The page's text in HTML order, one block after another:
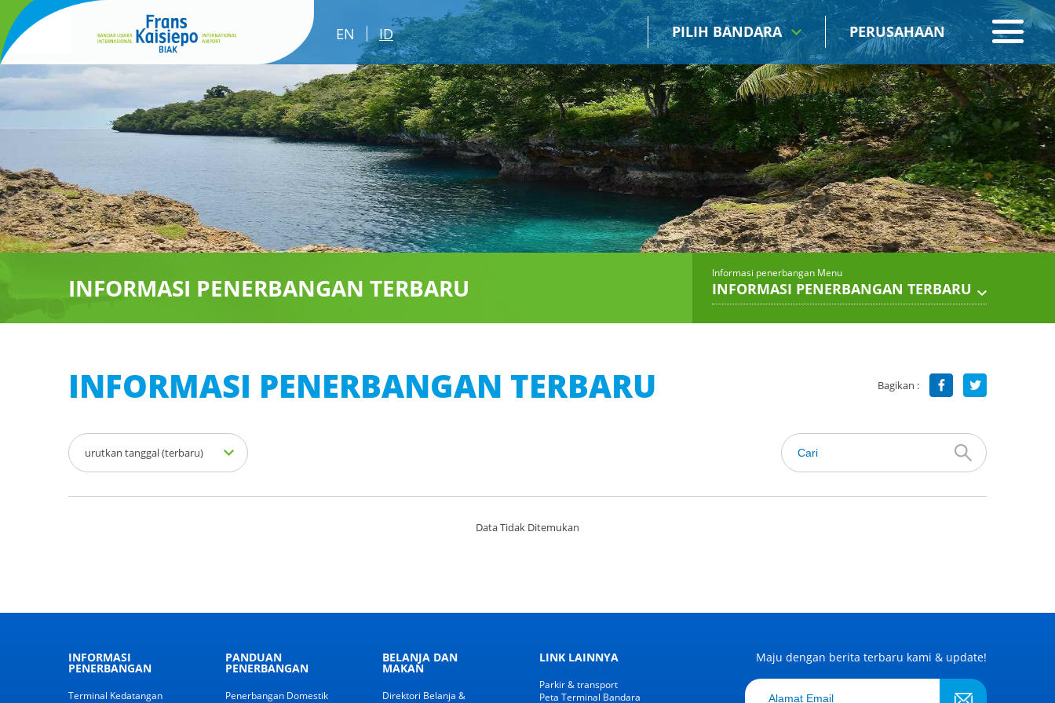
EN ID PILIH BANDARA PERUSAHAAN
INFORMASI PENERBANGAN TERBARU
Informasi penerbangan Menu
INFORMASI PENERBANGAN TERBARU
INFORMASI PENERBANGAN TERBARU Bagikan :
urutkan tanggal (terbaru)
Data Tidak Ditemukan
INFORMASI
PENERBANGAN
Terminal Kedatangan
PANDUAN
PENERBANGAN
Penerbangan Domestik
BELANJA DAN
MAKAN
Direktori Belanja &
LINK LAINNYA
Parkir & transport
Peta Terminal Bandara
Maju dengan berita terbaru kami & update!